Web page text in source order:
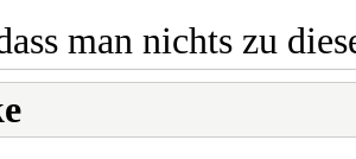
man nichts zu